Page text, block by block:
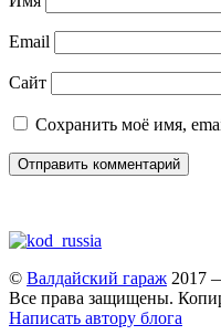
Email
Сайт
Сохранить моё имя,
© Валдайский гараж 2017
Все права защищены.
Написать автору блога